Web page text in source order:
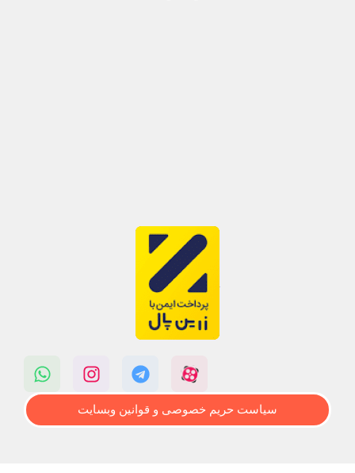
سیاست حریم خصوصی و قوانین وبسایت